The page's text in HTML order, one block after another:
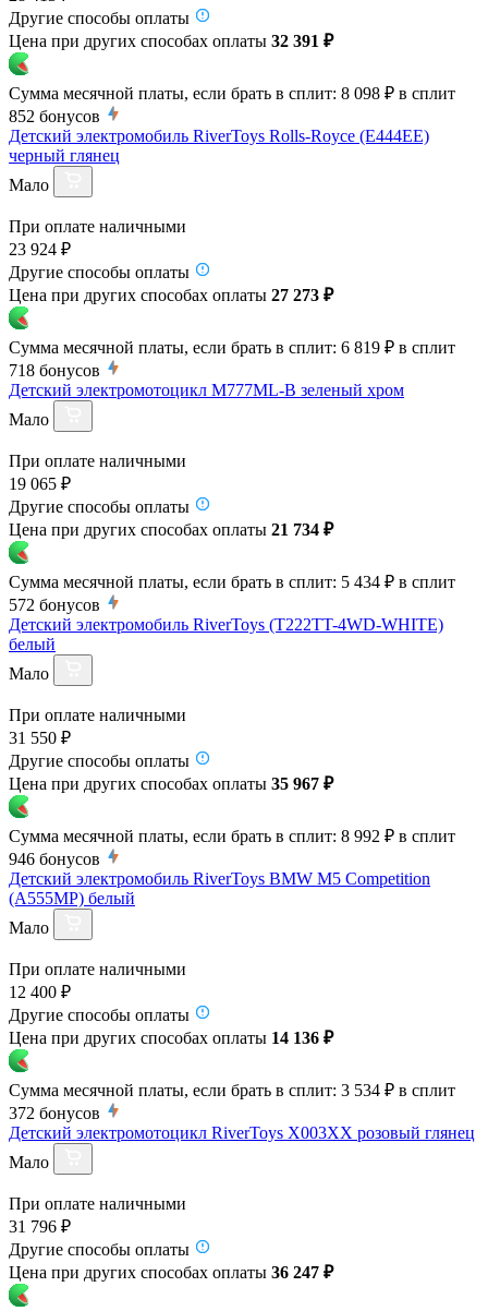
Другие способы оплаты
Цена при других способах оплаты 32 391 ₽
Сумма месячной платы, если брать в сплит: 8 098 ₽ в сплит
852 бонусов
Детский электромобиль RiverToys Rolls-Royce (E444EE)
черный глянец
Мало
При оплате наличными
23 924 ₽
Другие способы оплаты
Цена при других способах оплаты 27 273 ₽
Сумма месячной платы, если брать в сплит: 6 819 ₽ в сплит
718 бонусов
Детский электромотоцикл M777ML-B зеленый хром
Мало
При оплате наличными
19 065 ₽
Другие способы оплаты
Цена при других способах оплаты 21 734 ₽
Сумма месячной платы, если брать в сплит: 5 434 ₽ в сплит
572 бонусов
Детский электромобиль RiverToys (T222TT-4WD-WHITE)
белый
Мало
При оплате наличными
31 550 ₽
Другие способы оплаты
Цена при других способах оплаты 35 967 ₽
Сумма месячной платы, если брать в сплит: 8 992 ₽ в сплит
946 бонусов
Детский электромобиль RiverToys BMW M5 Competition
(A555MP) белый
Мало
При оплате наличными
12 400 ₽
Другие способы оплаты
Цена при других способах оплаты 14 136 ₽
Сумма месячной платы, если брать в сплит: 3 534 ₽ в сплит
372 бонусов
Детский электромотоцикл RiverToys X003XX розовый глянец
Мало
При оплате наличными
31 796 ₽
Другие способы оплаты
Цена при других способах оплаты 36 247 ₽